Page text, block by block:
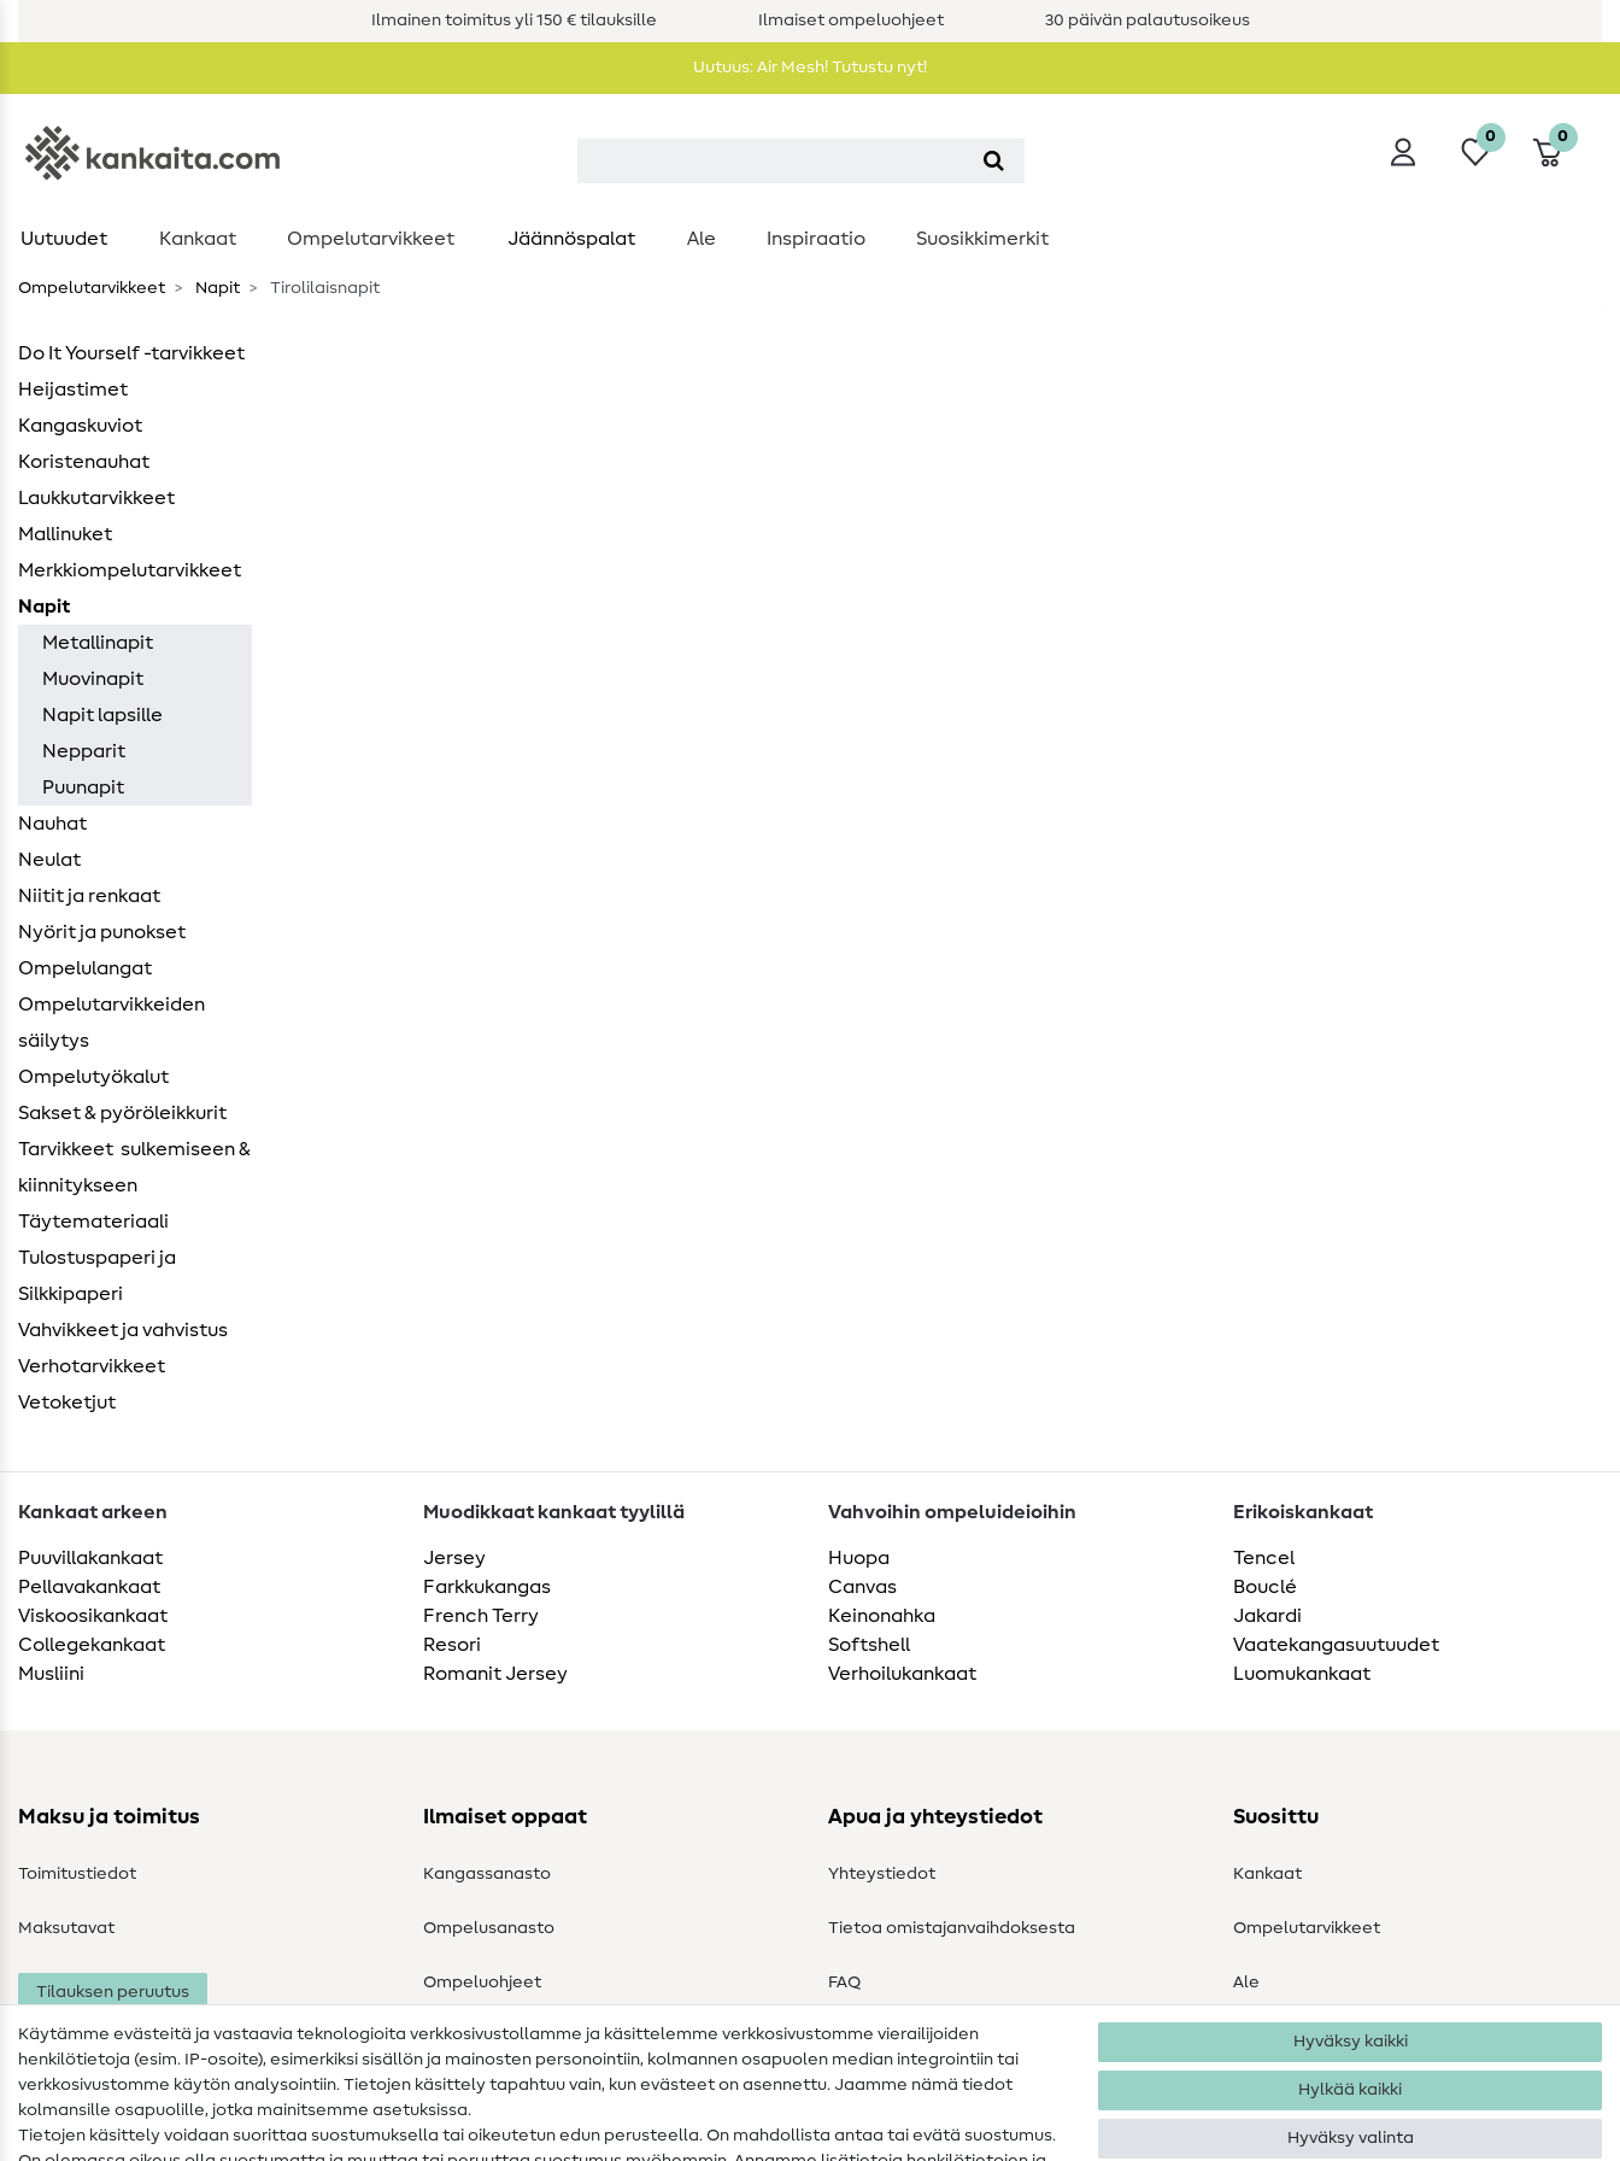
Ilmainen toimitus yli 150 € tilauksille Ilmaiset ompeluohjeet 30 päivän palautusoikeus
Uutuus: Air Mesh! Tutustu nyt!
0 0
Uutuudet Kankaat Ompelutarvikkeet Jäännöspalat Ale Inspiraatio Suosikkimerkit
Ompelutarvikkeet Napit Tirolilaisnapit
Do It Yourself -tarvikkeet
Heijastimet
Kangaskuviot
Koristenauhat
Laukkutarvikkeet
Mallinuket
Merkkiompelutarvikkeet
Napit
Metallinapit
Muovinapit
Napit lapsille
Nepparit
Puunapit
Nauhat
Neulat
Niitit ja renkaat
Nyörit ja punokset
Ompelulangat
Ompelutarvikkeiden ​
säilytys
Ompelutyökalut
Sakset & pyöröleikkurit
Tarvikkeet ​ sulkemiseen &
kiinnitykseen
Täytemateriaali
Tulostuspaperi ja
Silkkipaperi
Vahvikkeet ja vahvistus
Verhotarvikkeet
Vetoketjut
Kankaat arkeen
Puuvillakankaat
Pellavakankaat
Viskoosikankaat
Collegekankaat
Musliini
Muodikkaat kankaat tyylillä
Jersey
Farkkukangas
French Terry
Resori
Romanit Jersey
Vahvoihin ompeluideioihin
Huopa
Canvas
Keinonahka
Softshell
Verhoilukankaat
Erikoiskankaat
Tencel
Bouclé
Jakardi
Vaatekangasuutuudet
Luomukankaat
Maksu ja toimitus
Toimitustiedot
Maksutavat
Tilauksen peruutus
Ilmaiset oppaat
Kangassanasto
Ompelusanasto
Ompeluohjeet
Apua ja yhteystiedot
Yhteystiedot
Tietoa omistajanvaihdoksesta
FAQ
Peruutusoikeus
Suosittu
Kankaat
Ompelutarvikkeet
Ale
Käytämme evästeitä ja vastaavia teknologioita verkkosivustollamme ja käsittelemme verkkosivustomme vierailijoiden
henkilötietoja (esim. IP-osoite), esimerkiksi sisällön ja mainosten personointiin, kolmannen osapuolen median integrointiin tai
verkkosivustomme käytön analysointiin. Tietojen käsittely tapahtuu vain, kun evästeet on asennettu. Jaamme nämä tiedot
kolmansille osapuolille, jotka mainitsemme asetuksissa.
Tietojen käsittely voidaan suorittaa suostumuksella tai oikeutetun edun perusteella. On mahdollista antaa tai evätä suostumus.
Hyväksy kaikki
Hylkää kaikki
Hyväksy valinta